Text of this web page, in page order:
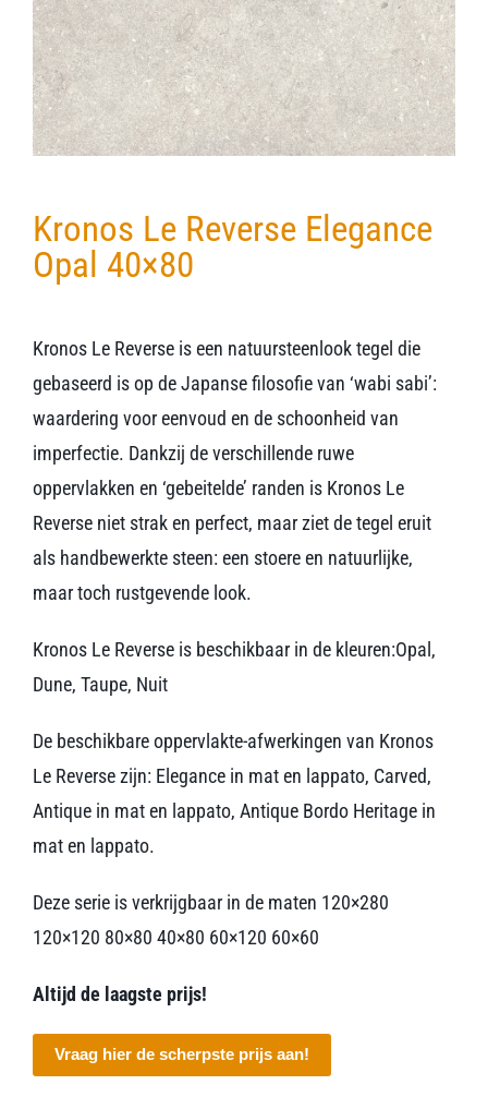
Verwerkingsmaterialen
Over ons
Kronos Le Reverse Elegance
Opal 40×80
Kronos Le Reverse is een natuursteenlook tegel die
gebaseerd is op de Japanse filosofie van ‘wabi sabi’:
waardering voor eenvoud en de schoonheid van
imperfectie. Dankzij de verschillende ruwe
oppervlakken en ‘gebeitelde’ randen is Kronos Le
Reverse niet strak en perfect, maar ziet de tegel eruit
als handbewerkte steen: een stoere en natuurlijke,
maar toch rustgevende look.
Kronos Le Reverse is beschikbaar in de kleuren:Opal,
Dune, Taupe, Nuit
De beschikbare oppervlakte-afwerkingen van Kronos
Le Reverse zijn: Elegance in mat en lappato, Carved,
Antique in mat en lappato, Antique Bordo Heritage in
mat en lappato.
Deze serie is verkrijgbaar in de maten 120×280
120×120 80×80 40×80 60×120 60×60
Altijd de laagste prijs!
Vraag hier de scherpste prijs aan!